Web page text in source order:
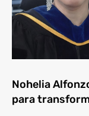
Nohelia
para